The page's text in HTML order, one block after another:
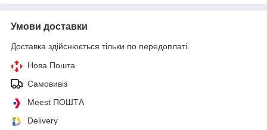
Умови доставки
Доставка здійснюється тільки по передоплаті.
Нова Пошта
Самовивіз
Meest ПОШТА
Delivery